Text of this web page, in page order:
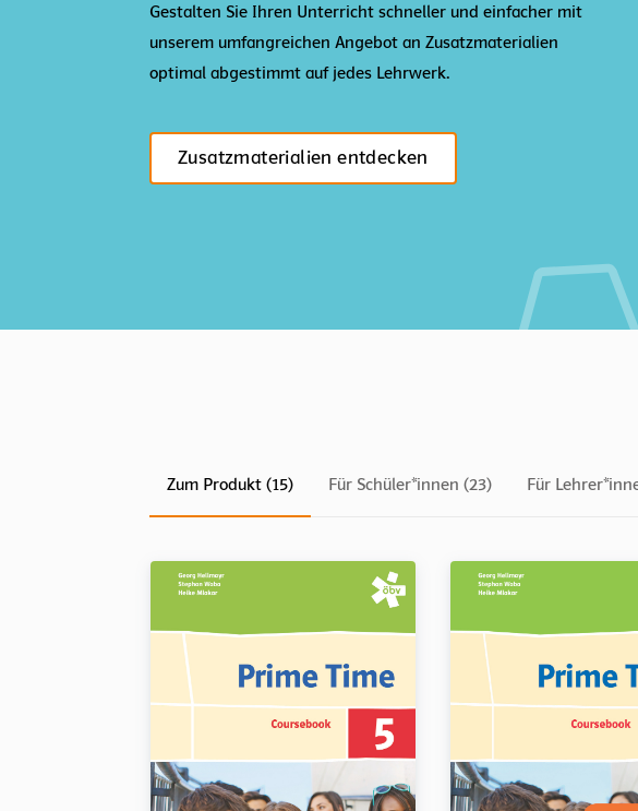
Gestalten Sie Ihren Unterricht schneller und einfacher mit
unserem umfangreichen Angebot an Zusatzmaterialien
optimal abgestimmt auf jedes Lehrwerk.
Zusatzmaterialien entdecken
Zum Produkt (15) Für Schüler*innen (23) Für